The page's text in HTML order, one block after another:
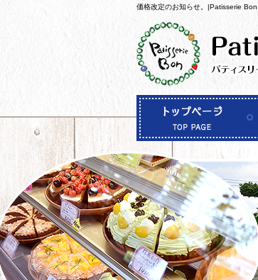
価格改定のお知らせ。|Patisserie Bon